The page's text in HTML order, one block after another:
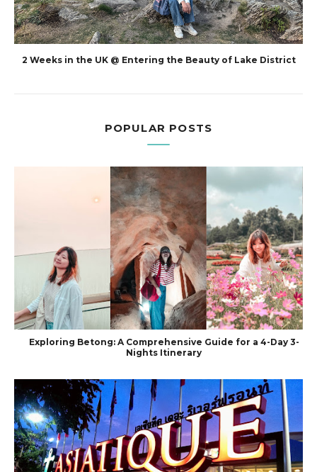
2 Weeks in the UK @ Entering the Beauty of Lake District
POPULAR POSTS
Exploring Betong: A Comprehensive Guide for a 4-Day 3-
Nights Itinerary